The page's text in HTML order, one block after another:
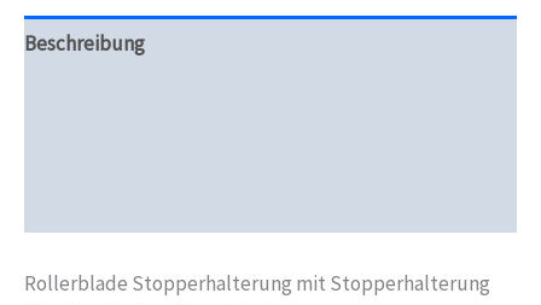
Beschreibung
Rollerblade Stopperhalterung mit Stopperhalterung